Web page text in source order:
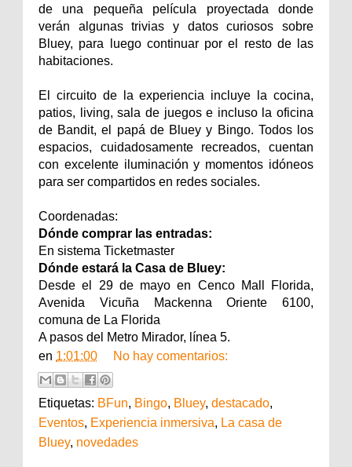
de una pequeña película proyectada donde
verán algunas trivias y datos curiosos sobre
Bluey, para luego continuar por el resto de las
habitaciones.
El circuito de la experiencia incluye la cocina,
patios, living, sala de juegos e incluso la oficina
de Bandit, el papá de Bluey y Bingo. Todos los
espacios, cuidadosamente recreados, cuentan
con excelente iluminación y momentos idóneos
para ser compartidos en redes sociales.
Coordenadas:
Dónde comprar las entradas:
En sistema Ticketmaster
Dónde estará la Casa de Bluey:
Desde el 29 de mayo en Cenco Mall Florida,
Avenida Vicuña Mackenna Oriente 6100,
comuna de La Florida
A pasos del Metro Mirador, línea 5.
en 1:01:00 No hay comentarios:
Etiquetas: BFun, Bingo, Bluey, destacado,
Eventos, Experiencia inmersiva, La casa de
Bluey, novedades